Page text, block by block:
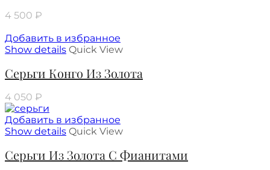
4 500 ₽
Добавить в избранное
Show details Quick View
Серьги Конго Из Золота
4 050 ₽
Добавить в избранное
Show details Quick View
Серьги Из Золота С Фианитами